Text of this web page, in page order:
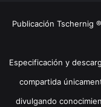
Publicación Tschernig
Especificación y
compartida
divulgando